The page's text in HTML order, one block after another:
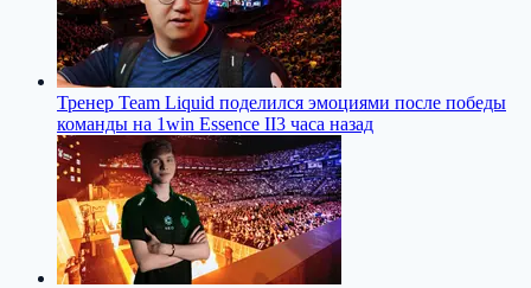
Тренер Team Liquid поделился эмоциями после победы
команды на 1win Essence II3 часа назад